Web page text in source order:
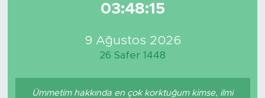
03:48:15
9 Ağustos 2026
26 Safer 1448
Ümmetim hakkında en çok korktuğum kimse, ilmi